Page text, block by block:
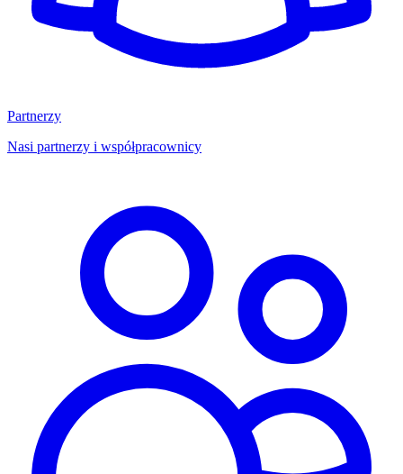
Partnerzy
Nasi partnerzy i współpracownicy